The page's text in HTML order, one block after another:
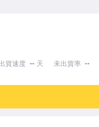
貨速度 -- 天 未出貨率 --